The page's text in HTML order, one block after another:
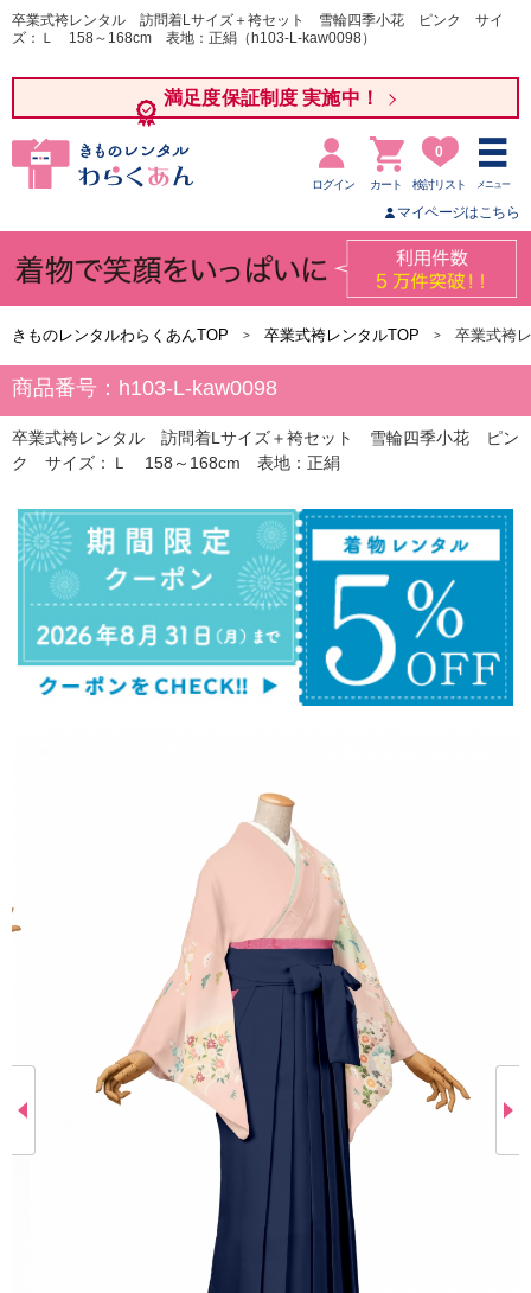
卒業式袴レンタル 訪問着Lサイズ＋袴セット 雪輪四季小花 ピンク サイ
ズ：Ｌ 158～168cm 表地：正絹（h103-L-kaw0098）
満足度保証制度 実施中！
ログイン カート
0
検討リスト メニュー
マイページはこちら
きものレンタルわらくあんTOP 卒業式袴レンタルTOP 卒業式袴
商品番号：h103-L-kaw0098
卒業式袴レンタル 訪問着Lサイズ＋袴セット 雪輪四季小花 ピン
ク サイズ：Ｌ 158～168cm 表地：正絹